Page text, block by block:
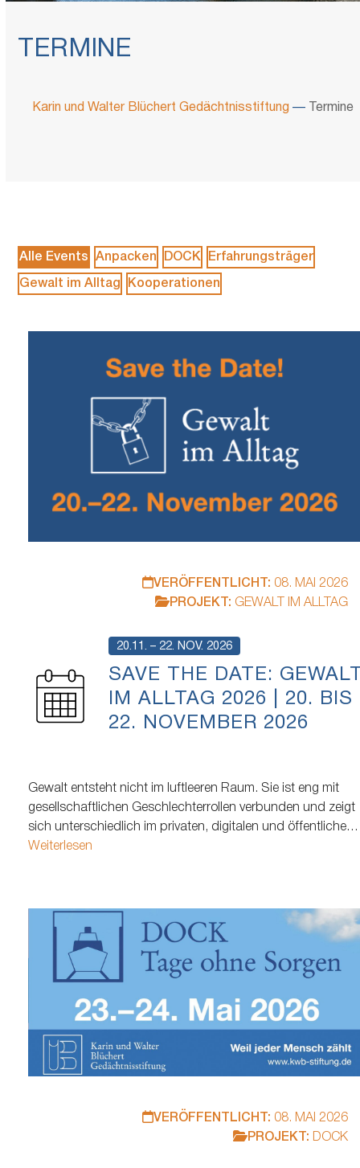
TERMINE
Karin und Walter Blüchert Gedächtnisstiftung — Termine
Alle Events Anpacken DOCK Erfahrungsträger
Gewalt im Alltag Kooperationen
VERÖFFENTLICHT: 08. MAI 2026
PROJEKT: GEWALT IM ALLTAG
SAVE THE DATE:
IM ALLTAG 2026 | 20. BIS
22. NOVEMBER 2026
20.11. – 22. NOV. 2026
Gewalt entsteht nicht im luftleeren Raum. Sie ist eng mit
gesellschaftlichen Geschlechterrollen verbunden und zeigt
sich unterschiedlich im privaten, digitalen und öffentlichen
Raum. Doch welche Rolle spielen gesellschaftliche
zweijähriger Pause kehrt…
Weiterlesen
VERÖFFENTLICHT: 08. MAI 2026
PROJEKT: DOCK